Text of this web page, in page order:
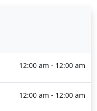
12:00 am - 12:00 am
12:00 am - 12:00 am